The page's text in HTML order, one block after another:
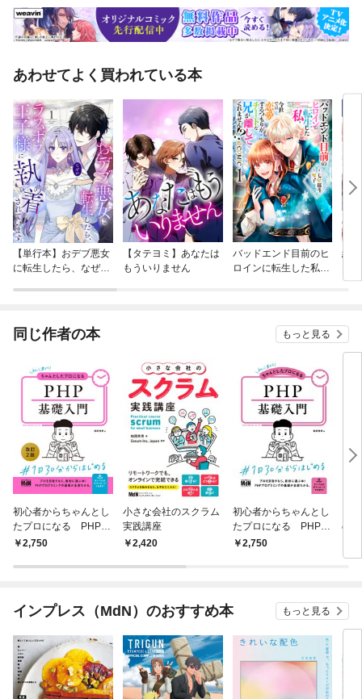
に本格的なPHPの知識を習得したい方・MySQLやWeb APIとの連携を学び
たい方〈本書の内容〉■Lesson1 PHPとは■Lesson2 PHPの基本■Less
on3 簡単なWebアプリケーションを作成する■Lesson4 データベースを
on6 ログイン処理とセッション〈本書の特長〉・第一線で活躍する著者
していくため挫折しにくい・記事ごとに学習時間の目安を設けており、計
画を立てやすい
あわせてよく買われている本
【単行本】おデブ悪女
に転生したら、なぜか
【タテヨミ】あなたは
もういりません
バッドエンド目前のヒ
ロインに転生した私、
結
同じ作者の本 もっと見る
初心者からちゃんとし
たプロになる PHP基
礎入門 改訂2版
2,750
小さな会社のスクラム
実践講座
2,420
初心者からちゃんとし
たプロになる PHP基
礎入門
2,750
の
践
インプレス（MdN）のおすすめ本 もっと見る